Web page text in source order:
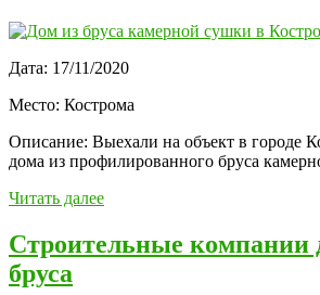
Дата: 17/11/2020
Место: Кострома
Описание: Выехали на объект в городе
дома из профилированного бруса
Читать далее
Строительные компании
бруса